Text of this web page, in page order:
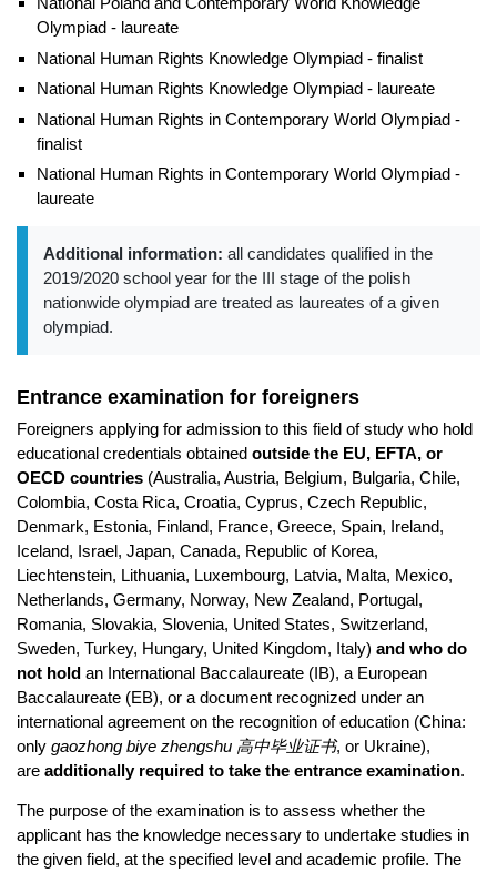
Olympiad - laureate
National Human Rights Knowledge Olympiad - finalist
National Human Rights Knowledge Olympiad - laureate
National Human Rights in Contemporary World Olympiad -
finalist
National Human Rights in Contemporary World Olympiad -
laureate
Additional information: all candidates qualified in the
2019/2020 school year for the III stage of the polish
nationwide olympiad are treated as laureates of a given
olympiad.
Entrance examination for foreigners
Foreigners applying for admission to this field of study who hold
educational credentials obtained outside the EU, EFTA, or
OECD countries (Australia, Austria, Belgium, Bulgaria, Chile,
Colombia, Costa Rica, Croatia, Cyprus, Czech Republic,
Denmark, Estonia, Finland, France, Greece, Spain, Ireland,
Iceland, Israel, Japan, Canada, Republic of Korea,
Liechtenstein, Lithuania, Luxembourg, Latvia, Malta, Mexico,
Netherlands, Germany, Norway, New Zealand, Portugal,
Romania, Slovakia, Slovenia, United States, Switzerland,
Sweden, Turkey, Hungary, United Kingdom, Italy) and who do
not hold an International Baccalaureate (IB), a European
Baccalaureate (EB), or a document recognized under an
international agreement on the recognition of education (China:
only gaozhong biye zhengshu 高中毕业证书, or Ukraine),
are additionally required to take the entrance examination.
The purpose of the examination is to assess whether the
applicant has the knowledge necessary to undertake studies in
the given field, at the specified level and academic profile. The